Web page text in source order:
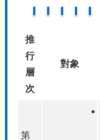
推
行
層
次
對象
第